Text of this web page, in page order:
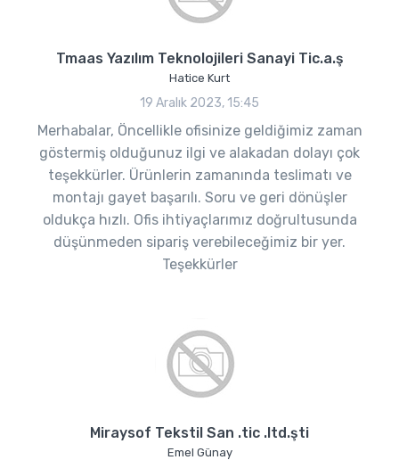
Tmaas Yazılım Teknolojileri Sanayi Tic.a.ş
Hatice Kurt
19 Aralık 2023, 15:45
Merhabalar, Öncellikle ofisinize geldiğimiz zaman
göstermiş olduğunuz ilgi ve alakadan dolayı çok
teşekkürler. Ürünlerin zamanında teslimatı ve
montajı gayet başarılı. Soru ve geri dönüşler
oldukça hızlı. Ofis ihtiyaçlarımız doğrultusunda
düşünmeden sipariş verebileceğimiz bir yer.
Teşekkürler
Miraysof Tekstil San .tic .ltd.şti
Emel Günay